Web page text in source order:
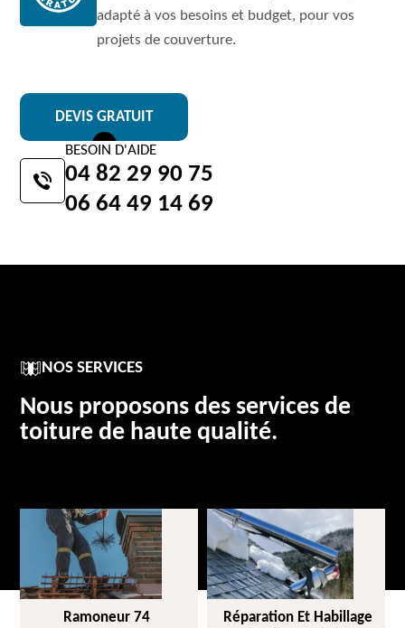
adapté à vos besoins et budget, pour vos
projets de couverture.
DEVIS GRATUIT
BESOIN D'AIDE
04 82 29 90 75
06 64 49 14 69
NOS SERVICES
Nous proposons des services de
toiture de haute qualité.
Ramoneur 74
Réparation Et Habillage